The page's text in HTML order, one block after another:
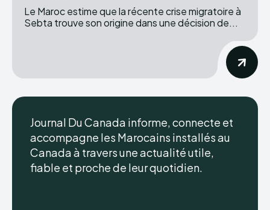
Le Maroc estime que la récente crise migratoire à
Sebta trouve son origine dans une décision de...
Journal Du Canada informe, connecte et
accompagne les Marocains installés au
Canada à travers une actualité utile,
fiable et proche de leur quotidien.